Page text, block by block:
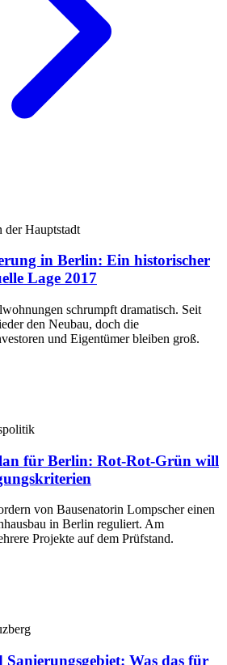
der Hauptstadt
in Berlin: Ein historischer
Lage 2017
schrumpft dramatisch. Seit
den Neubau, doch die
und Eigentümer bleiben groß.
für Berlin: Rot-Rot-Grün will
von Bausenatorin Lompscher einen
in Berlin reguliert. Am
Projekte auf dem Prüfstand.
Was das für